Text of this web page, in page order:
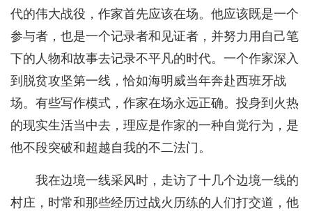
代的伟大战役，作家首先应该在场。他应该既是一个
参与者，也是一个记录者和见证者，并努力用自己笔
下的人物和故事去记录不平凡的时代。一个作家深入
到脱贫攻坚第一线，恰如海明威当年奔赴西班牙战
场。有些写作模式，作家在场永远正确。投身到火热
的现实生活当中去，理应是作家的一种自觉行为，是
他不段突破和超越自我的不二法门。
我在边境一线采风时，走访了十几个边境一线的
村庄，时常和那些经历过战火历练的人们打交道，他